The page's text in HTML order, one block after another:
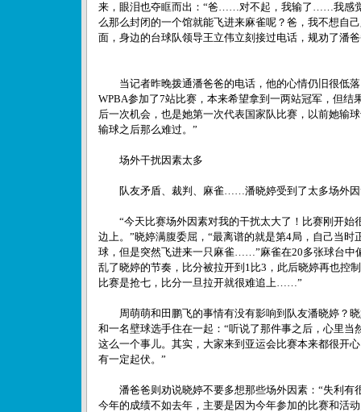
来，眼泪也夺眶而出：“爸……对不起，我输了……我感
么那么封闭的一个馆就能飞进来麻雀呢？爸，我不想自
面，身边的台球队领导王立伟立刻接过电话，规劝了潘
当记者昨晚拨通潘爸爸的电话，他的心情仍旧很低落
WPBA参加了7站比赛，本来希望拿到一两站冠军，但结
后一次机会，也是她第一次代表国家队比赛，以前她输
输球之后那么难过。”
场外干扰因素太多
队友矛盾、裁判、麻雀……潘晓婷受到了太多场外因
“今天比赛场外因素对我的干扰太大了！比赛刚开始
边上。”晓婷满腹委屈，“最离谱的就是第4局，自己当时
球，但是突然飞进来一只麻雀……”麻雀在20多张球台中
乱了晓婷的节奏，比分被拉开到1比3，此后晓婷再也控
比赛是抢七，比分一旦拉开就很难追上……”
周萌萌和田鹏飞的事情有没有影响到队友潘晓婷？晓
和一名壁球选手住在一起：“听说了那件事之后，心里
这么一个事儿。其实，大家来到亚运会比赛本来都很开
有一定起伏。”
潘爸爸则劝说晓婷不要多想那些场外因素：“失利有
今年的成绩不如去年，主要是因为今年参加的比赛和活